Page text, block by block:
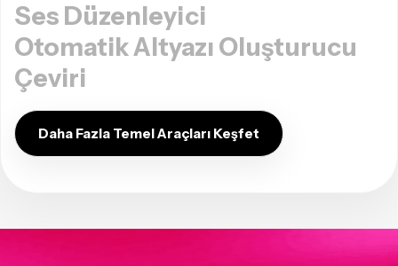
Ses Düzenleyici
Otomatik Altyazı Oluşturucu
Çeviri
Daha Fazla Temel Araçları Keşfet